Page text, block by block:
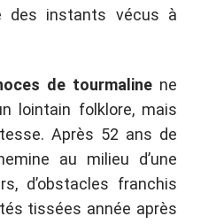
des instants vécus à
de tourmaline ne
lointain folklore, mais
Après 52 ans de
au milieu d’une
d’obstacles franchis
tissées année après